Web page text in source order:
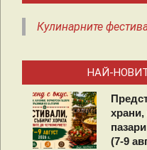
Кулинарните
НАЙ-
(7-9